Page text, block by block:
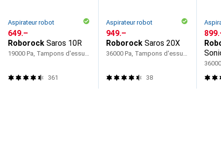
Aspirateur robot
CHF
649.–
Roborock Saros 10R
19000 Pa, Tampons d'essuyage (rotatifs)
361
Aspirateur robot
CHF
949.–
Roborock Saros 20X
36000 Pa, Tampons d'essuyage (rotatifs)
38
CHF